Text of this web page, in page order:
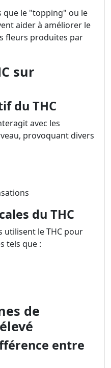
que le "topping" ou le
aider à améliorer le
fleurs produites par
sur
du THC
avec les
provoquant divers
du THC
utilisent le THC pour
tels que :
de
entre